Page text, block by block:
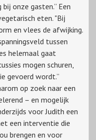
onze gasten.” Een
eten. "Bij
en vlees de afwijking.
tussen
helemaal gaat
mogen schuren,
gevoerd wordt.”
op zoek naar een
– en mogelijk
voor Judith een
een interventie die
brengen en voor